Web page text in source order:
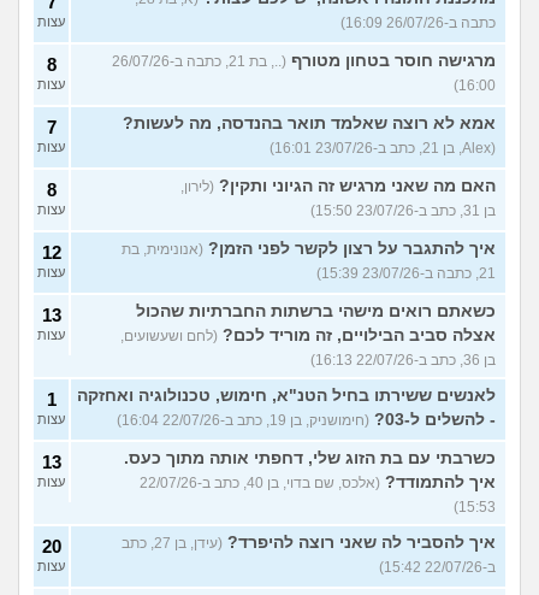
כתבה ב-26/07/26 16:09)
עצות
מרגישה חוסר בטחון מטורף
(.., בת 21, כתבה ב-26/07/26
16:00)
8
עצות
אמא לא רוצה שאלמד תואר בהנדסה, מה לעשות?
(Alex, בן 21, כתב ב-23/07/26 16:01)
7
עצות
האם מה שאני מרגיש זה הגיוני ותקין? (לירון,
בן 31, כתב ב-23/07/26 15:50)
8
עצות
איך להתגבר על רצון לקשר לפני הזמן? (אנונימית, בת
21, כתבה ב-23/07/26 15:39)
12
עצות
כשאתם רואים מישהי ברשתות החברתיות שהכול
אצלה סביב הבילויים, זה מוריד לכם? (לחם ושעשועים,
בן 36, כתב ב-22/07/26 16:13)
13
עצות
לאנשים ששירתו בחיל הטנ"א, חימוש, טכנולוגיה ואחזקה
- להשלים ל-03?
(חימושניק, בן 19, כתב ב-22/07/26 16:04)
1
עצות
כשרבתי עם בת הזוג שלי, דחפתי אותה מתוך כעס.
איך להתמודד?
(אלכס, שם בדוי, בן 40, כתב ב-22/07/26
15:53)
13
עצות
איך להסביר לה שאני רוצה להיפרד?
(עידן, בן 27, כתב
ב-22/07/26 15:42)
20
עצות